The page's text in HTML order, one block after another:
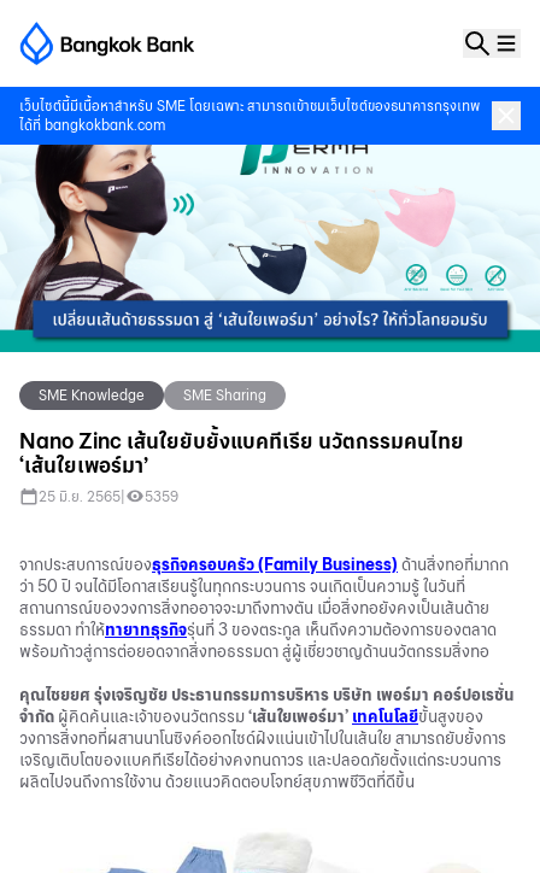
เว็บไซต์นี้มีเนื้อหาสำหรับ SME โดยเฉพาะ สามารถเข้าชมเว็บไซต์ของธนาคารกรุงเทพ
ได้ที่ bangkokbank.com
SME Knowledge SME Sharing
Nano Zinc เส้นใยยับยั้งแบคทีเรีย นวัตกรรมคนไทย
‘เส้นใยเพอร์มา’
25 มิ.ย. 2565 5359
จากประสบการณ์ของธุรกิจครอบครัว (Family Business) ด้านสิ่งทอที่มากก
ว่า 50 ปี จนได้มีโอกาสเรียนรู้ในทุกกระบวนการ จนเกิดเป็นความรู้ ในวันที่
สถานการณ์ของวงการสิ่งทออาจจะมาถึงทางตัน เมื่อสิ่งทอยังคงเป็นเส้นด้าย
ธรรมดา ทำให้ทายาทธุรกิจรุ่นที่ 3 ของตระกูล เห็นถึงความต้องการของตลาด
พร้อมก้าวสู่การต่อยอดจากสิ่งทอธรรมดา สู่ผู้เชี่ยวชาญด้านนวัตกรรมสิ่งทอ
คุณไชยยศ รุ่งเจริญชัย ประธานกรรมการบริหาร บริษัท เพอร์มา คอร์ปอเรชั่น
จำกัด ผู้คิดค้นและเจ้าของนวัตกรรม‘เส้นใยเพอร์มา’ เทคโนโลยีขั้นสูงของ
วงการสิ่งทอที่ผสานนาโนซิงค์ออกไซด์ฝังแน่นเข้าไปในเส้นใย สามารถยับยั้งการ
เจริญเติบโตของแบคทีเรียได้อย่างคงทนถาวร และปลอดภัยตั้งแต่กระบวนการ
ผลิตไปจนถึงการใช้งาน ด้วยแนวคิดตอบโจทย์สุขภาพชีวิตที่ดีขึ้น